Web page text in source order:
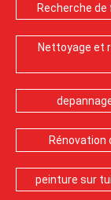
Recherche
Nettoyage et
Rénovation
peinture sur